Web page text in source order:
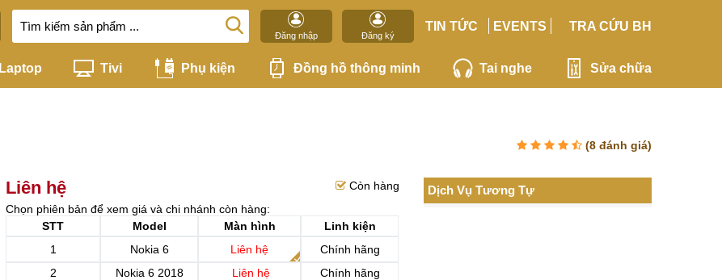
Đăng nhập Đăng ký
TIN TỨC EVENTS TRA CỨU BH
Laptop Tivi Phụ kiện Đồng hồ thông minh Tai nghe Sửa chữa
(8 đánh giá)
Liên hệ
Còn hàng
Chọn phiên bản để xem giá và chi nhánh còn hàng:
STT
Model Màn hình
Linh kiện
1
Nokia 6 Liên hệ
Chính hãng
2
Nokia 6 2018 Liên hệ
Chính hãng
Dịch Vụ Tương Tự